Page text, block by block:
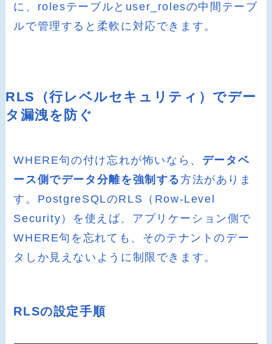
に、rolesテーブルとuser_rolesの中間テーブ
ルで管理すると柔軟に対応できます。
RLS（行レベルセキュリティ）でデー
タ漏洩を防ぐ
WHERE句の付け忘れが怖いなら、 データベ
ース側でデータ分離を強制する方法がありま
す。PostgreSQLのRLS（Row-Level
Security）を使えば、アプリケーション側で
WHERE句を忘れても、そのテナントのデー
タしか見えないように制限できます。
RLSの設定手順